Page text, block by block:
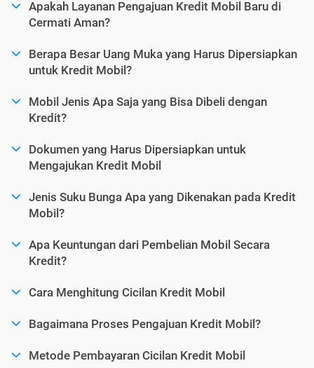
Apakah Layanan Pengajuan Kredit Mobil Baru di
Cermati Aman?
Berapa Besar Uang Muka yang Harus Dipersiapkan
untuk Kredit Mobil?
Mobil Jenis Apa Saja yang Bisa Dibeli dengan
Kredit?
Dokumen yang Harus Dipersiapkan untuk
Mengajukan Kredit Mobil
Jenis Suku Bunga Apa yang Dikenakan pada Kredit
Mobil?
Apa Keuntungan dari Pembelian Mobil Secara
Kredit?
Cara Menghitung Cicilan Kredit Mobil
Bagaimana Proses Pengajuan Kredit Mobil?
Metode Pembayaran Cicilan Kredit Mobil